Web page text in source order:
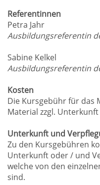
Referentinnen
Petra Jahr
Ausbildungsreferentin
Sabine Kelkel
Ausbildungsreferentin
Kosten
Die Kursgebühr für das
Material zzgl.
Unterkunft und
Zu den Kursgebühren
Unterkunft oder / und
welche von den
sind.